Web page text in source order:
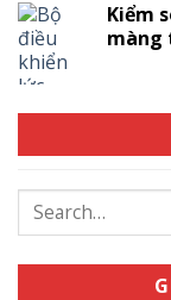
Kiểm
màng
Search